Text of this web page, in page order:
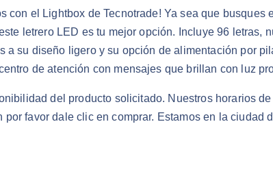
con el Lightbox de Tecnotrade! Ya sea que
letrero LED es tu mejor opción. Incluye 96
a su diseño ligero y su opción de alimentación por
de atención con mensajes que brillan con luz
del producto solicitado. Nuestros horarios
por favor dale clic en comprar. Estamos en la